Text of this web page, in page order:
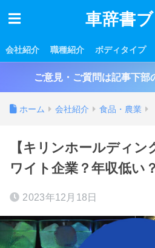
車辞書
会社紹介 職種紹介 ボディタイプ
ご意見・ご質問は記事下部
ホーム 会社紹介 食品・農業
【キリンホールディ
ワイト企業？年収低い
2023年12月18日